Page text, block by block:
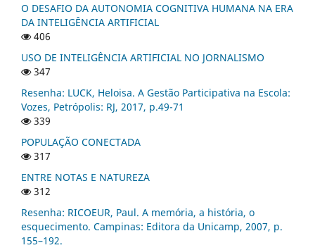
O DESAFIO DA AUTONOMIA COGNITIVA HUMANA NA ERA
DA INTELIGÊNCIA ARTIFICIAL
406
USO DE INTELIGÊNCIA ARTIFICIAL NO JORNALISMO
347
Resenha: LUCK, Heloisa. A Gestão Participativa na Escola:
Vozes, Petrópolis: RJ, 2017, p.49-71
339
POPULAÇÃO CONECTADA
317
ENTRE NOTAS E NATUREZA
312
Resenha: RICOEUR, Paul. A memória, a história, o
esquecimento. Campinas: Editora da Unicamp, 2007, p.
155–192.